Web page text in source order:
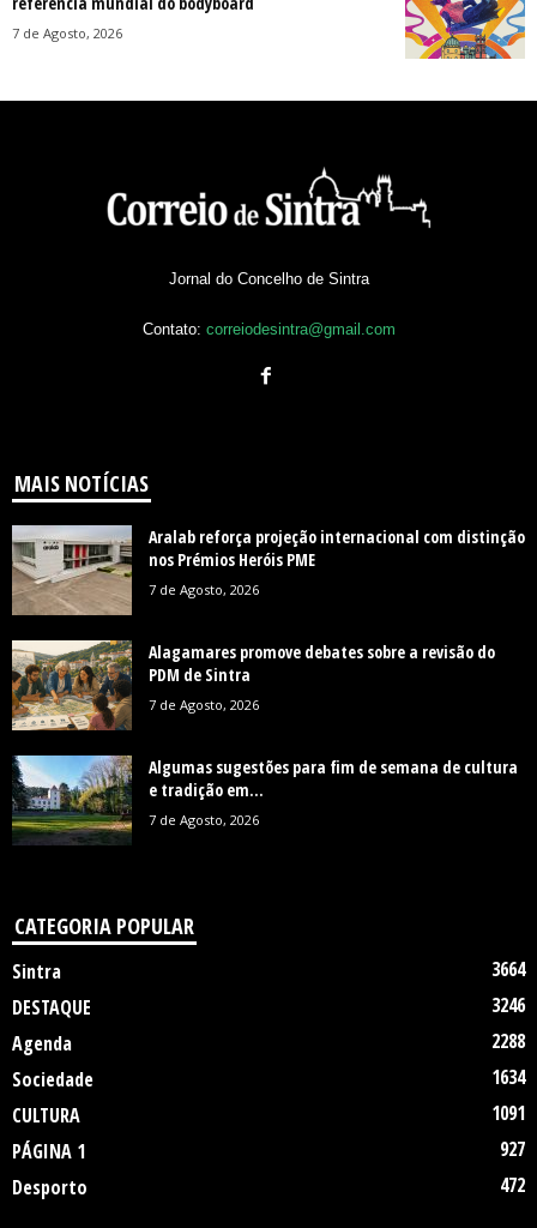
7 de Agosto, 2026
Jornal do Concelho de Sintra
Contato: correiodesintra@gmail.com
MAIS NOTÍCIAS
Aralab reforça projeção internacional com distinção
nos Prémios Heróis PME
7 de Agosto, 2026
Alagamares promove debates sobre a revisão do
PDM de Sintra
7 de Agosto, 2026
Algumas sugestões para fim de semana de cultura
e tradição em...
7 de Agosto, 2026
CATEGORIA POPULAR
Sintra
3664
DESTAQUE
3246
Agenda
2288
Sociedade
1634
CULTURA
1091
PÁGINA 1
927
Desporto
472